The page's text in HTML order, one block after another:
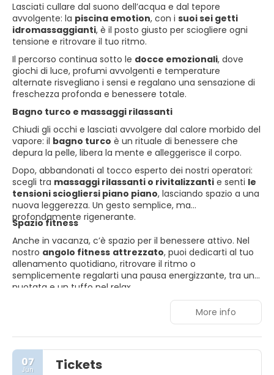
Lasciati cullare dal suono dell’acqua e dal tepore
avvolgente: la piscina emotion, con i suoi sei getti
idromassaggianti, è il posto giusto per sciogliere ogni
tensione e ritrovare il tuo ritmo.
Il percorso continua sotto le docce emozionali, dove
giochi di luce, profumi avvolgenti e temperature
alternate risvegliano i sensi e regalano una sensazione di
freschezza profonda e benessere totale.
Bagno turco e massaggi rilassanti
Chiudi gli occhi e lasciati avvolgere dal calore morbido del
vapore: il bagno turco è un rituale di benessere che
depura la pelle, libera la mente e alleggerisce il corpo.
Dopo, abbandonati al tocco esperto dei nostri operatori:
scegli tra massaggi rilassanti o rivitalizzanti e senti le
tensioni sciogliersi piano piano, lasciando spazio a una
nuova leggerezza. Un gesto semplice, ma
profondamente rigenerante.
Spazio fitness
Anche in vacanza, c’è spazio per il benessere attivo. Nel
nostro angolo fitness attrezzato, puoi dedicarti al tuo
allenamento quotidiano, ritrovare il ritmo o
semplicemente regalarti una pausa energizzante, tra una
nuotata e un tuffo nel relax.
More info
07
Jun Tickets